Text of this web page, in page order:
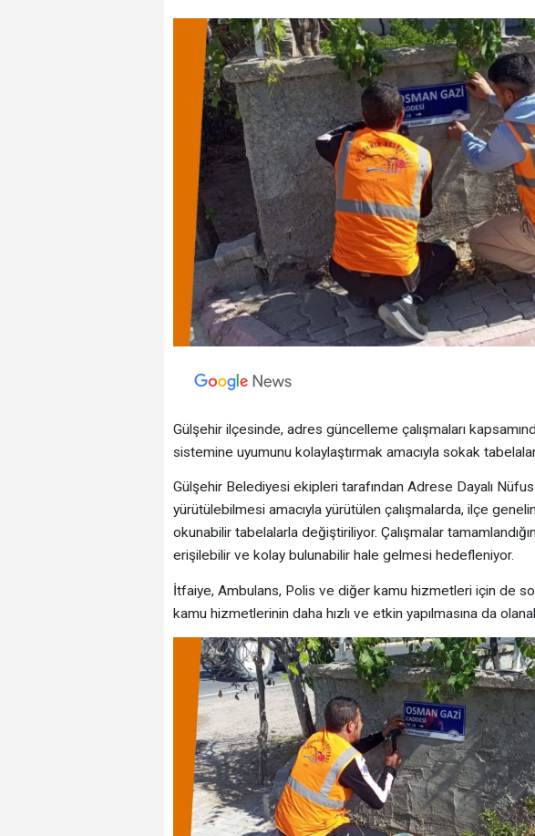
Gülşehir ilçesinde, adres güncelleme çalışmaları
sistemine uyumunu kolaylaştırmak amacıyla sokak
Gülşehir Belediyesi ekipleri tarafından Adrese Dayalı Nüfus
yürütülebilmesi amacıyla yürütülen çalışmalarda, ilçe
okunabilir tabelalarla değiştiriliyor. Çalışmalar
erişilebilir ve kolay bulunabilir hale gelmesi hedefleniyor.
İtfaiye, Ambulans, Polis ve diğer kamu hizmetleri için de
kamu hizmetlerinin daha hızlı ve etkin yapılmasına da